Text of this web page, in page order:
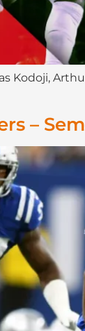
Kodoji,
–